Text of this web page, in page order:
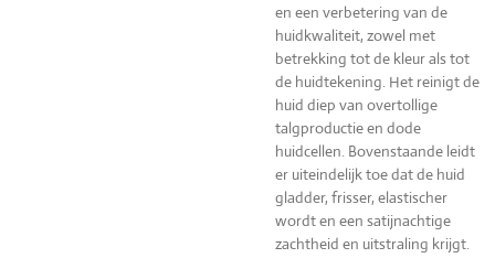
en een verbetering van de
huidkwaliteit, zowel met
betrekking tot de kleur als tot
de huidtekening. Het reinigt de
huid diep van overtollige
talgproductie en dode
huidcellen. Bovenstaande leidt
er uiteindelijk toe dat de huid
gladder, frisser, elastischer
wordt en een satijnachtige
zachtheid en uitstraling krijgt.